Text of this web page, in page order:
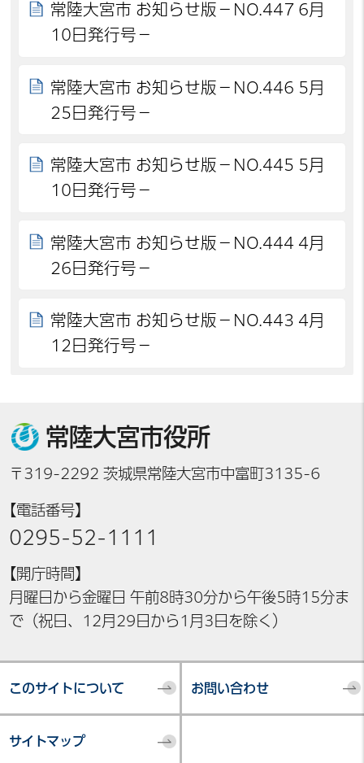
常陸大宮市 お知らせ版－NO.447 6月
10日発行号－
常陸大宮市 お知らせ版－NO.446 5月
25日発行号－
常陸大宮市 お知らせ版－NO.445 5月
10日発行号－
常陸大宮市 お知らせ版－NO.444 4月
26日発行号－
常陸大宮市 お知らせ版－NO.443 4月
12日発行号－
常陸大宮市役所
〒319-2292 茨城県常陸大宮市中富町3135-6
【電話番号】
0295-52-1111
【開庁時間】
月曜日から金曜日 午前8時30分から午後5時15分ま
で（祝日、12月29日から1月3日を除く）
このサイトについて お問い合わせ
サイトマップ